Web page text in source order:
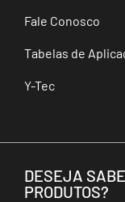
Fale Conosco
Tabelas de
Y-Tec
DESEJA
PRODUTOS?